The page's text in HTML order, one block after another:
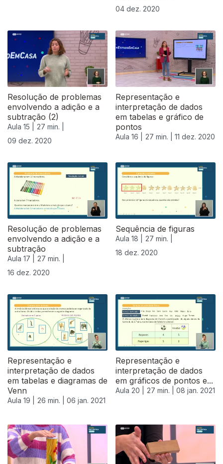
04 dez. 2020
Resolução de problemas
envolvendo a adição e a
subtração (2)
Aula 15 |
27 min. |
09 dez. 2020
Representação e
interpretação de dados
em tabelas e gráfico de
pontos
Aula 16 | 27 min. | 11 dez. 2020
Resolução de problemas
envolvendo a adição e a
subtração
Aula 17 |
27 min. |
16 dez. 2020
Sequência de figuras
Aula 18 |
27 min. |
18 dez. 2020
Representação e
interpretação de dados
em tabelas e diagramas de
Venn
Aula 19 | 26 min. | 06 jan. 2021
Representação e
interpretação de dados
em gráficos de pontos e...
Aula 20 | 27 min. | 08 jan. 2021